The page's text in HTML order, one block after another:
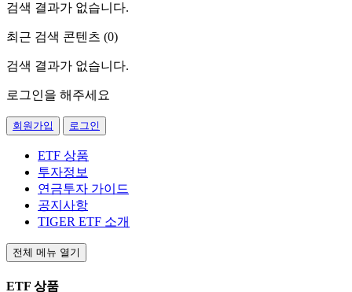
검색 결과가 없습니다.
최근 검색 콘텐츠 (0)
검색 결과가 없습니다.
로그인을 해주세요
회원가입 로그인
ETF 상품
투자정보
연금투자 가이드
공지사항
TIGER ETF 소개
전체 메뉴 열기
ETF 상품